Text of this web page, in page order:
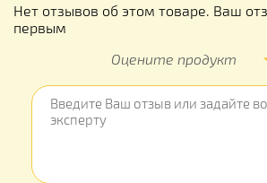
Нет отзывов об этом товаре. Ваш
первым
Оцените продукт